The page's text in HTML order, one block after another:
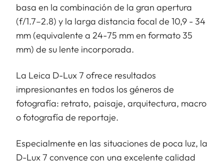
basa en la combinación de la gran apertura
(f/1.7–2.8) y la larga distancia focal de 10,9 - 34
mm (equivalente a 24-75 mm en formato 35
mm) de su lente incorporada.
La Leica D-Lux 7 ofrece resultados
impresionantes en todos los géneros de
fotografía: retrato, paisaje, arquitectura, macro
o fotografía de reportaje.
Especialmente en las situaciones de poca luz, la
D-Lux 7 convence con una excelente calidad